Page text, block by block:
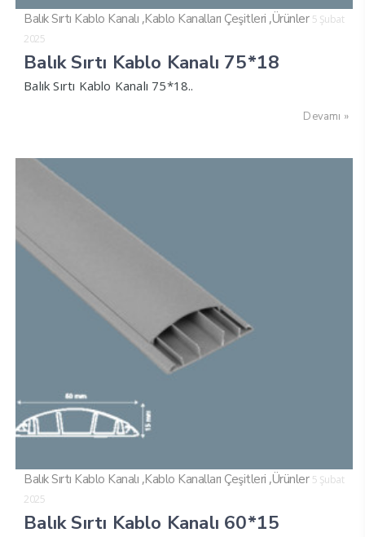
Balık Sırtı Kablo Kanalı ,Kablo Kanalları Çeşitleri ,Ürünler 5 Şubat
2025
Balık Sırtı Kablo Kanalı 75*18
Balık Sırtı Kablo Kanalı 75*18..
Devamı »
Balık Sırtı Kablo Kanalı ,Kablo Kanalları Çeşitleri ,Ürünler 5 Şubat
2025
Balık Sırtı Kablo Kanalı 60*15